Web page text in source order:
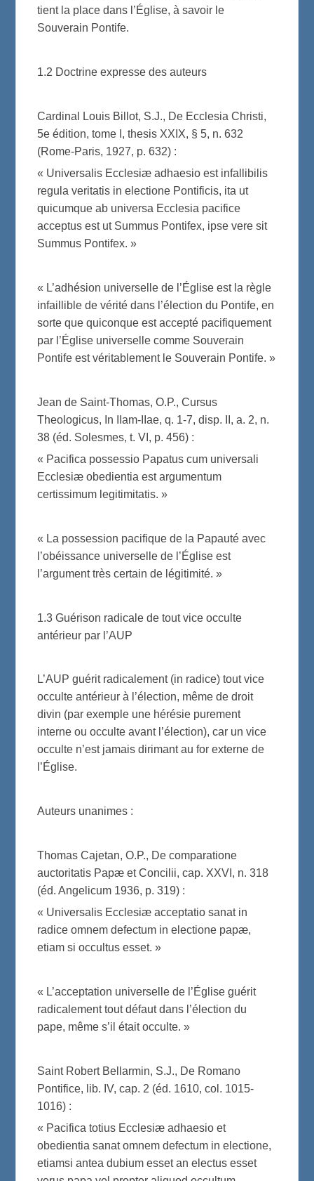
tient la place dans l’Église, à savoir le
Souverain Pontife.
1.2 Doctrine expresse des auteurs
Cardinal Louis Billot, S.J., De Ecclesia Christi,
5e édition, tome I, thesis XXIX, § 5, n. 632
(Rome-Paris, 1927, p. 632) :
« Universalis Ecclesiæ adhaesio est infallibilis
regula veritatis in electione Pontificis, ita ut
quicumque ab universa Ecclesia pacifice
acceptus est ut Summus Pontifex, ipse vere sit
Summus Pontifex. »
« L’adhésion universelle de l’Église est la règle
infaillible de vérité dans l’élection du Pontife, en
sorte que quiconque est accepté pacifiquement
par l’Église universelle comme Souverain
Pontife est véritablement le Souverain Pontife. »
Jean de Saint-Thomas, O.P., Cursus
Theologicus, In IIam-IIae, q. 1-7, disp. II, a. 2, n.
38 (éd. Solesmes, t. VI, p. 456) :
« Pacifica possessio Papatus cum universali
Ecclesiæ obedientia est argumentum
certissimum legitimitatis. »
« La possession pacifique de la Papauté avec
l’obéissance universelle de l’Église est
l’argument très certain de légitimité. »
1.3 Guérison radicale de tout vice occulte
antérieur par l’AUP
L’AUP guérit radicalement (in radice) tout vice
occulte antérieur à l’élection, même de droit
divin (par exemple une hérésie purement
interne ou occulte avant l’élection), car un vice
occulte n’est jamais dirimant au for externe de
l’Église.
Auteurs unanimes :
Thomas Cajetan, O.P., De comparatione
auctoritatis Papæ et Concilii, cap. XXVI, n. 318
(éd. Angelicum 1936, p. 319) :
« Universalis Ecclesiæ acceptatio sanat in
radice omnem defectum in electione papæ,
etiam si occultus esset. »
« L’acceptation universelle de l’Église guérit
radicalement tout défaut dans l’élection du
pape, même s’il était occulte. »
Saint Robert Bellarmin, S.J., De Romano
Pontifice, lib. IV, cap. 2 (éd. 1610, col. 1015-
1016) :
« Pacifica totius Ecclesiæ adhaesio et
obedientia sanat omnem defectum in electione,
etiamsi antea dubium esset an electus esset